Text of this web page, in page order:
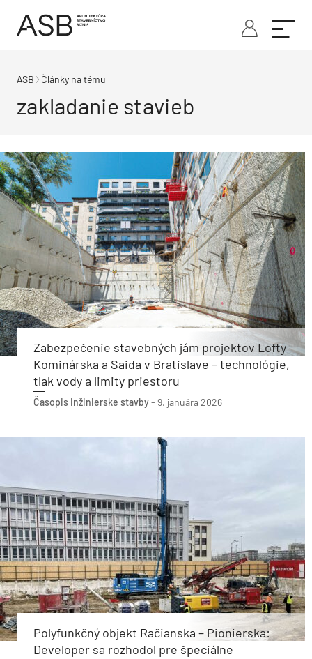
ASB Články na tému
zakladanie stavieb
Zabezpečenie stavebných jám projektov Lofty
Kominárska a Saida v Bratislave – technológie,
tlak vody a limity priestoru
Časopis Inžinierske stavby- 9. januára 2026
Polyfunkčný objekt Račianska – Pionierska:
Developer sa rozhodol pre špeciálne